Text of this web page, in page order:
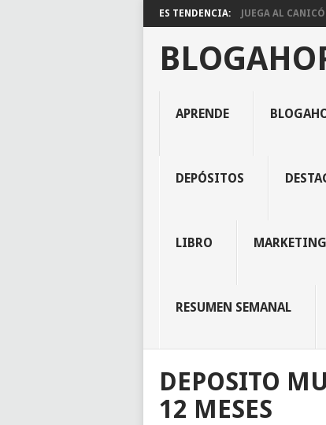
ES TENDENCIA: JUEGA AL
APRENDE
DEPÓSITOS
LIBRO MARKETING
RESUMEN SEMANAL
DEPOSITO
12 MESES